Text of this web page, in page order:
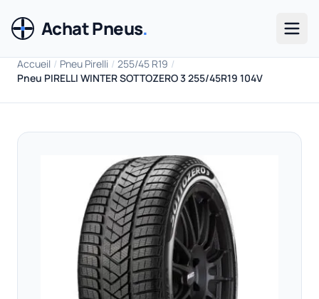
Achat Pneus.
Accueil / Pneu Pirelli / 255/45 R19 /
Pneu PIRELLI WINTER SOTTOZERO 3 255/45R19 104V